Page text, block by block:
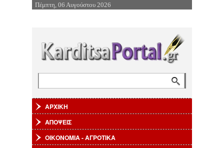
Επιστροφή στην Πλοήγηση
Πέμπτη, 06 Αυγούστου 2026
ΑΡΧΙΚΗ
ΑΠΟΨΕΙΣ
ΟΙΚΟΝΟΜΙΑ - ΑΓΡΟΤΙΚΑ